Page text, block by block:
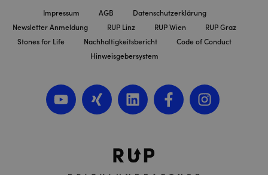
Impressum AGB
Datenschutzerklärung
Newsletter Anmeldung
RUP Linz RUP Wien
RUP Graz
Stones for Life
Nachhaltigkeitsbericht
Code of Conduct
Hinweisgebersystem